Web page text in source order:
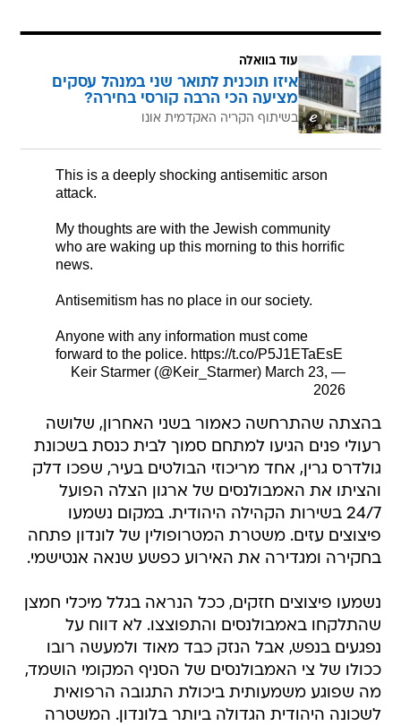
עוד בוואלה
איזו תוכנית לתואר שני במנהל עסקים
מציעה הכי הרבה קורסי בחירה?
בשיתוף הקריה האקדמית אונו
This is a deeply shocking antisemitic arson
attack.
My thoughts are with the Jewish community
who are waking up this morning to this horrific
news.
Antisemitism has no place in our society.
Anyone with any information must come
forward to the police. https://t.co/P5J1ETaEsE
— Keir Starmer (@Keir_Starmer)
March 23,
2026
בהצתה שהתרחשה כאמור בשני האחרון, שלושה
רעולי פנים הגיעו למתחם סמוך לבית כנסת בשכונת
גולדרס גרין, אחד מריכוזי הבולטים בעיר, שפכו דלק
והציתו את האמבולנסים של ארגון הצלה הפועל
24/7 בשירות הקהילה היהודית. במקום נשמעו
פיצוצים עזים. משטרת המטרופולין של לונדון פתחה
בחקירה ומגדירה את האירוע כפשע שנאה אנטישמי.
נשמעו פיצוצים חזקים, ככל הנראה בגלל מיכלי חמצן
שהתלקחו באמבולנסים והתפוצצו. לא דווח על
נפגעים בנפש, אבל הנזק כבד מאוד ולמעשה רובו
ככולו של צי האמבולנסים של הסניף המקומי הושמד,
מה שפוגע משמעותית ביכולת התגובה הרפואית
לשכונה היהודית הגדולה ביותר בלונדון. המשטרה